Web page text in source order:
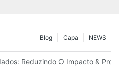
NEWS
Capa
Blog
Reduzindo O Impacto &